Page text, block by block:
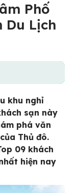
Phố
Du Lịch
khu nghỉ
sạn này
phá văn
Thủ đô.
09 khách
hiện nay